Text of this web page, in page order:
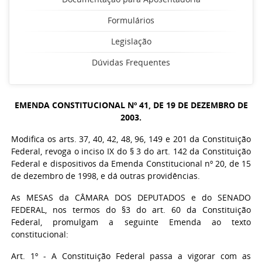
Formulários
Legislação
Dúvidas Frequentes
EMENDA CONSTITUCIONAL Nº 41, DE 19 DE DEZEMBRO DE
2003.
Modifica os arts. 37, 40, 42, 48, 96, 149 e 201 da Constituição
Federal, revoga o inciso IX do § 3 do art. 142 da Constituição
Federal e dispositivos da Emenda Constitucional nº 20, de 15
de dezembro de 1998, e dá outras providências.
As MESAS da CÂMARA DOS DEPUTADOS e do SENADO
FEDERAL, nos termos do §3 do art. 60 da Constituição
Federal, promulgam a seguinte Emenda ao texto
constitucional:
Art. 1º - A Constituição Federal passa a vigorar com as